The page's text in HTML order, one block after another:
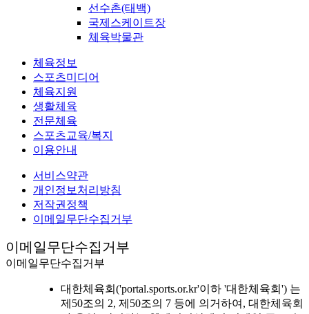
선수촌(태백)
국제스케이트장
체육박물관
체육정보
스포츠미디어
체육지원
생활체육
전문체육
스포츠교육/복지
이용안내
서비스약관
개인정보처리방침
저작권정책
이메일무단수집거부
이메일무단수집거부
이메일무단수집거부
대한체육회('portal.sports.or.kr'이하 '대한체육회') 는
제50조의 2, 제50조의 7 등에 의거하여, 대한체육회